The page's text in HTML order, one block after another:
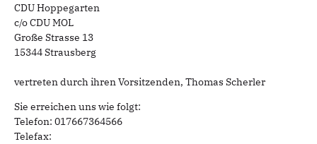
CDU Hoppegarten
c/o CDU MOL
Große Strasse 13
15344 Strausberg
vertreten durch ihren Vorsitzenden, Thomas Scherler
Sie erreichen uns wie folgt:
Telefon: 017667364566
Telefax: